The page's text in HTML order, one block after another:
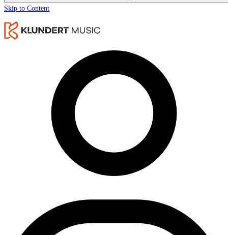
Skip to Content